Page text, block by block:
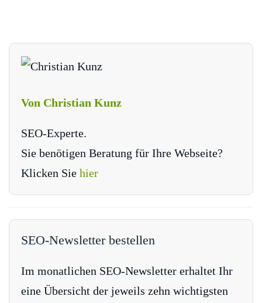
Von Christian Kunz
SEO-Experte.
Sie benötigen Beratung für Ihre Webseite?
Klicken Sie hier
SEO-Newsletter bestellen
Im monatlichen SEO-Newsletter erhaltet Ihr
eine Übersicht der jeweils zehn wichtigsten